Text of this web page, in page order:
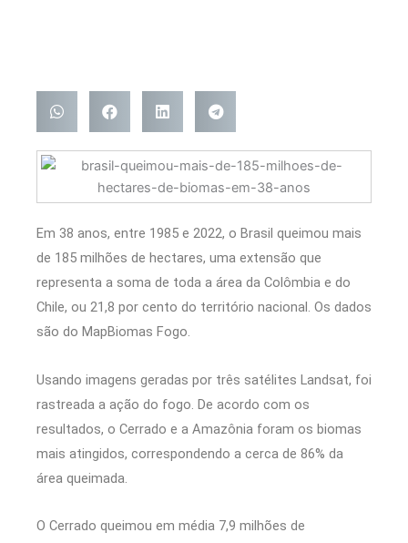
Em 38 anos, entre 1985 e 2022, o Brasil queimou mais
de 185 milhões de hectares, uma extensão que
representa a soma de toda a área da Colômbia e do
Chile, ou 21,8 por cento do território nacional. Os dados
são do MapBiomas Fogo.
Usando imagens geradas por três satélites Landsat, foi
rastreada a ação do fogo. De acordo com os
resultados, o Cerrado e a Amazônia foram os biomas
mais atingidos, correspondendo a cerca de 86% da
área queimada.
O Cerrado queimou em média 7,9 milhões de